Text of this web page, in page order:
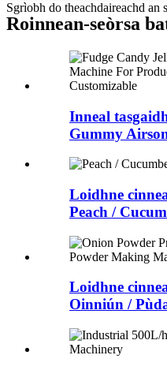
Sgrìobh do theachdaireachd an
Roinnean-seòrsa
Inneal
Gummy
Loidhne
Peach /
Loidhne
Oinniún /